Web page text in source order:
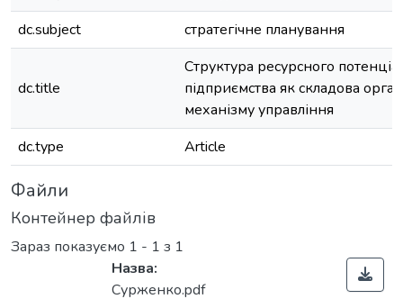
dc.subject
стратегічне планування
dc.title
Структура ресурсного
підприємства як складова
механізму управління
dc.type
Article
Файли
Контейнер файлів
Зараз показуємо 1 - 1 з 1
Назва:
Сурженко.pdf